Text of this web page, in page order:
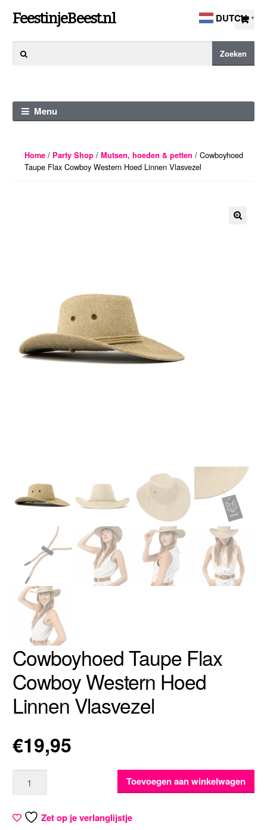
Ga
naar
navigatie
Ga
naar
de
FeestinjeBeest.nl
naar:
Zoeken
Menu
Home/ Party Shop/ Mutsen, hoeden & petten / Cowboyhoed
Taupe Flax Cowboy Western Hoed Linnen Vlasvezel
Cowboyhoed Taupe Flax
Cowboy Western Hoed
Linnen Vlasvezel
€19,95
Toevoegen aan winkelwagen
Zet op je verlanglijstje
DUTCH ▼